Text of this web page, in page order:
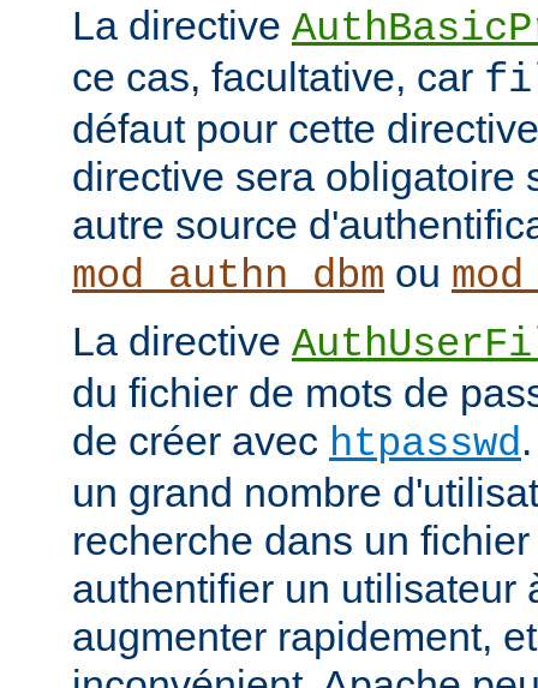
La directive
ce cas, facultative, car
défaut pour cette
directive sera obligatoire
autre source
mod_authn_dbm ou
La directive
du fichier de mots de
de créer avec htpasswd
un grand nombre
recherche dans un
authentifier un utilisateur
augmenter rapidement,